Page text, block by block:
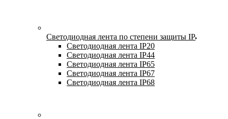
Светодиодная лента по степени защиты IP
Светодиодная лента IP20
Светодиодная лента IP44
Светодиодная лента IP65
Светодиодная лента IP67
Светодиодная лента IP68